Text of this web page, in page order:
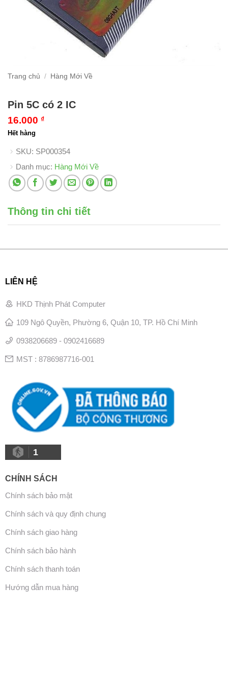
Trang chủ / Hàng Mới Về
Pin 5C có 2 IC
16.000 ₫
Hết hàng
SKU: SP000354
Danh mục: Hàng Mới Về
Thông tin chi tiết
LIÊN HỆ
HKD Thịnh Phát Computer
109 Ngô Quyền, Phường 6, Quận 10, TP. Hồ Chí Minh
0938206689 - 0902416689
MST : 8786987716-001
1
CHÍNH SÁCH
Chính sách bảo mật
Chính sách và quy định chung
Chính sách giao hàng
Chính sách bảo hành
Chính sách thanh toán
Hướng dẫn mua hàng